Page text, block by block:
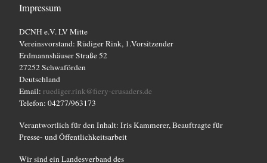
Impressum
DCNH e.V. LV Mitte
Vereinsvorstand: Rüdiger Rink, 1.Vorsitzender
Erdmannshäuser Straße 52
27252 Schwaförden
Deutschland
Email: ruediger.rink@fiery-crusaders.de
Telefon: 04277/963173
Verantwortlich für den Inhalt: Iris Kammerer, Beauftragte für
Presse- und Öffentlichkeitsarbeit
Wir sind ein Landesverband des